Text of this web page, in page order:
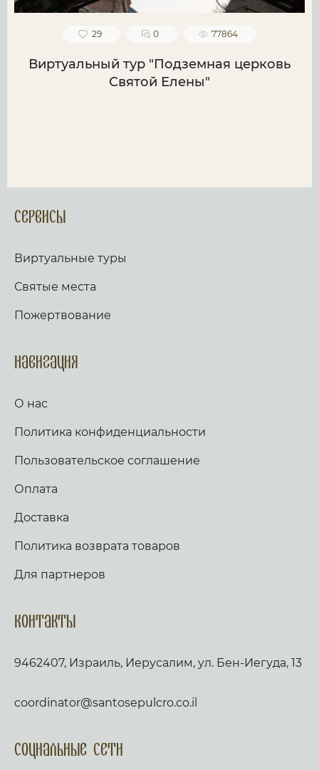
29 0 77864
Виртуальный тур "Подземная церковь
Святой Елены"
Сервисы
Виртуальные туры
Святые места
Пожертвование
Навигация
О нас
Политика конфиденциальности
Пользовательское соглашение
Оплата
Доставка
Политика возврата товаров
Для партнеров
Контакты
9462407, Израиль, Иерусалим, ул. Бен-Иегуда, 13
coordinator@santosepulcro.co.il
Социальные сети